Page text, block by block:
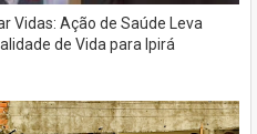
Vidas: Ação de Saúde Leva
de Vida para Ipirá